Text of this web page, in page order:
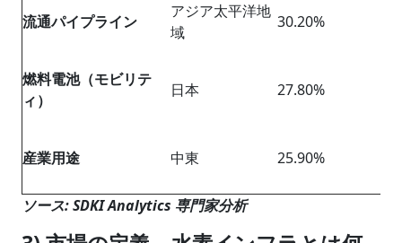
流通パイプライン
アジア太平洋地
域
30.20%
燃料電池（モビリテ
ィ）
日本 27.80%
産業用途 中東 25.90%
ソース: SDKI Analytics 専門家分析